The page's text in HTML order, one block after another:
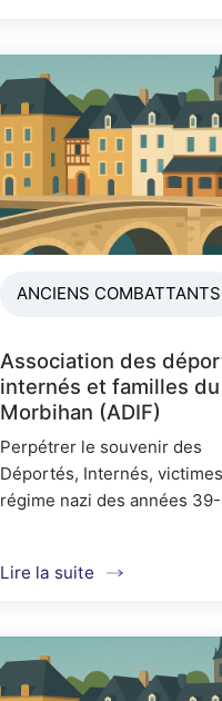
ANCIENS COMBATTANTS
Association des
internés et familles du
Morbihan (ADIF)
Perpétrer le souvenir des
Déportés, Internés,
régime nazi des années
descendants. Répondre
Lire la suite